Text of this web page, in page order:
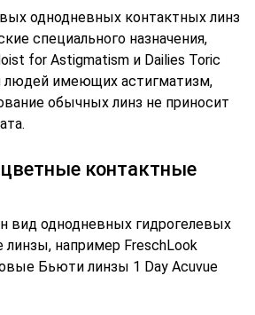
однодневных контактных линз
специального назначения,
for Astigmatism и Dailies Toric
людей имеющих астигматизм,
обычных линз не приносит
контактные
вид однодневных гидрогелевых
линзы, например FreschLook
Бьюти линзы 1 Day Acuvue